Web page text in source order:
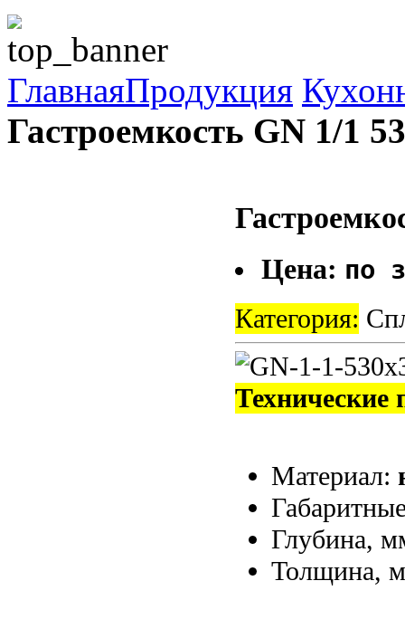
ГлавнаяПродукция
Гастроемкость GN 1/1
Цена: по
Категория:
Технические
Материал:
Глубина,
Толщина,